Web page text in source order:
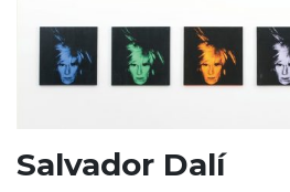
Salvador Dalí